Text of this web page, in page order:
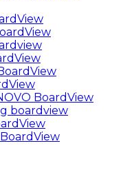
BoardView
boardview